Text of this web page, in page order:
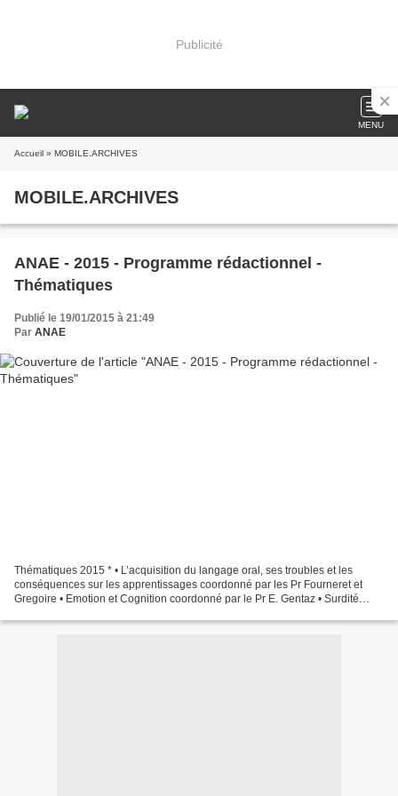
Publicité
MENU
Accueil » MOBILE.ARCHIVES
MOBILE.ARCHIVES
ANAE - 2015 - Programme rédactionnel -
Thématiques
Publié le 19/01/2015 à 21:49
Par ANAE
Thématiques 2015 * • L’acquisition du langage oral, ses troubles et les
conséquences sur les apprentissages coordonné par les Pr Fourneret et
Gregoire • Emotion et Cognition coordonné par le Pr E. Gentaz • Surdité